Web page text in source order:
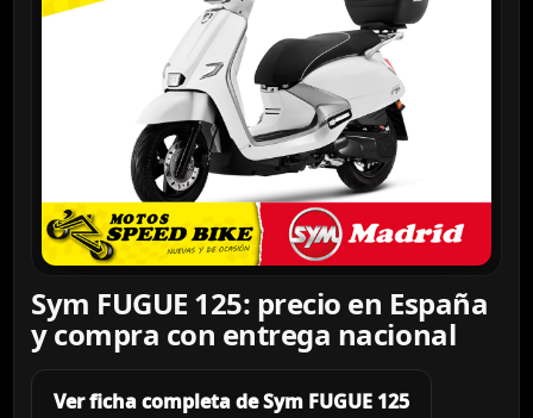
Sym FUGUE 125: precio en España
y compra con entrega nacional
Ver ficha completa de Sym FUGUE 125